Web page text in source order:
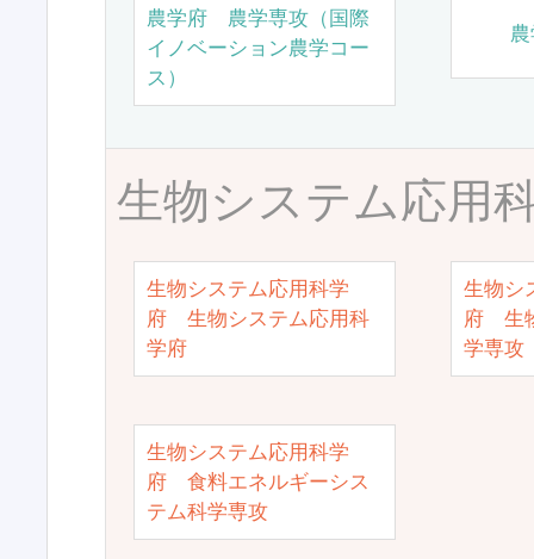
農学府 農学専攻（国際
イノベーション農学コー
ス）
生物システム応用
生物システム応用科学
府 生物システム応用科
学府
生物シ
府 生
学専攻
生物システム応用科学
府 食料エネルギーシス
テム科学専攻